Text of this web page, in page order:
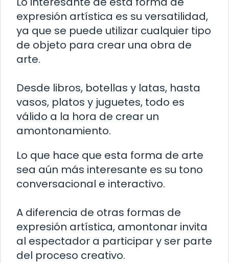
expresión artística es su versatilidad,
ya que se puede utilizar cualquier tipo
de objeto para crear una obra de
arte.
Desde libros, botellas y latas, hasta
vasos, platos y juguetes, todo es
válido a la hora de crear un
amontonamiento.
Lo que hace que esta forma de arte
sea aún más interesante es su tono
conversacional e interactivo.
A diferencia de otras formas de
expresión artística, amontonar invita
al espectador a participar y ser parte
del proceso creativo.